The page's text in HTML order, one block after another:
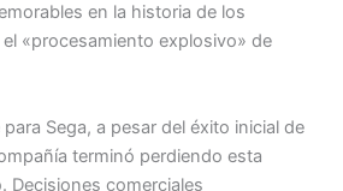
en la historia de los
«procesamiento explosivo» de
Sega, a pesar del éxito inicial de
terminó perdiendo esta
Decisiones comerciales